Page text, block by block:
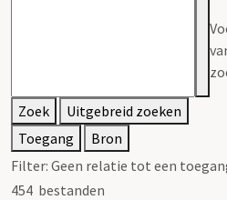
Zoek
Uitgebreid zoeken
Toegang
Bron
Filter: Geen relatie tot een
454 bestanden